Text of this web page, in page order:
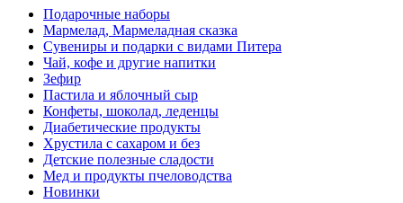
Подарочные наборы
Мармелад, Мармеладная сказка
Сувениры и подарки с видами Питера
Чай, кофе и другие напитки
Зефир
Пастила и яблочный сыр
Конфеты, шоколад, леденцы
Диабетические продукты
Хрустила с сахаром и без
Детские полезные сладости
Мед и продукты пчеловодства
Новинки